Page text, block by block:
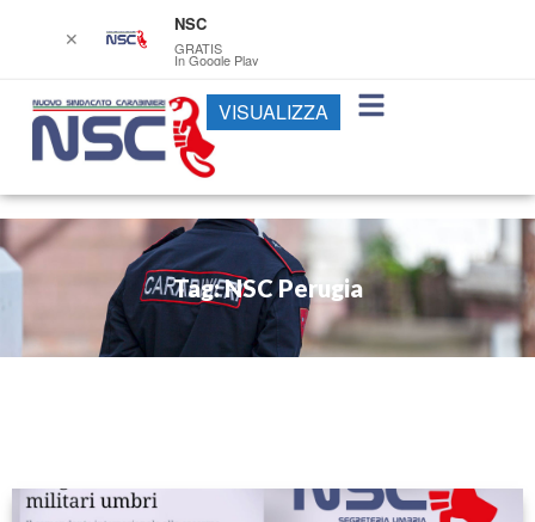
Tag: NSC Perugia
✕
NSC
GRATIS
In Google Play
VISUALIZZA